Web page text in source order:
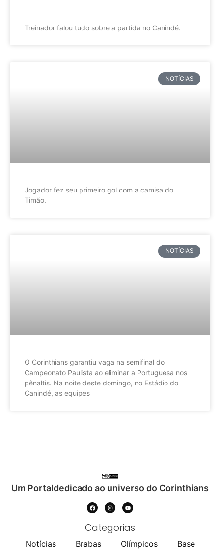
Treinador falou tudo sobre a partida no Canindé.
NOTÍCIAS
Jogador fez seu primeiro gol com a camisa do
Timão.
NOTÍCIAS
O Corinthians garantiu vaga na semifinal do
Campeonato Paulista ao eliminar a Portuguesa nos
pênaltis. Na noite deste domingo, no Estádio do
Canindé, as equipes
Um Portaldedicado ao universo do Corinthians
Categorias
Notícias Brabas Olímpicos Base